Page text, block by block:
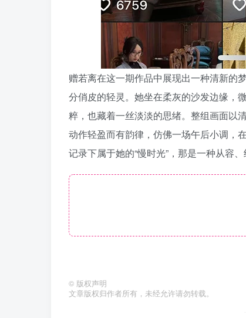
赠若离在这一期作品中展现出一种清新的
分俏皮的轻灵。她坐在柔灰的沙发边缘，
粹，也藏着一丝淡淡的思绪。整组画面以
动作轻盈而有韵律，仿佛一场午后小调，
记录下属于她的“慢时光”，那是一种从容
© 版权声明
文章版权归作者所有，未经允许请勿转载。